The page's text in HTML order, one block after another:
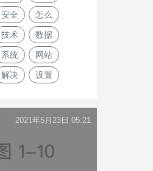
安全 怎么
技术 数据
系统 网站
解决 设置
2021年5月23日 05:21